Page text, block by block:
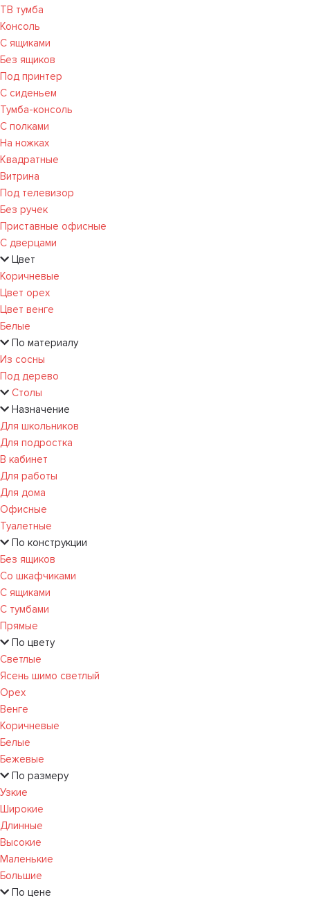
ТВ тумба
Консоль
С ящиками
Без ящиков
Под принтер
С сиденьем
Тумба-консоль
С полками
На ножках
Квадратные
Витрина
Под телевизор
Без ручек
Приставные офисные
С дверцами
Цвет
Коричневые
Цвет орех
Цвет венге
Белые
По материалу
Из сосны
Под дерево
Столы
Назначение
Для школьников
Для подростка
В кабинет
Для работы
Для дома
Офисные
Туалетные
По конструкции
Без ящиков
Со шкафчиками
С ящиками
С тумбами
Прямые
По цвету
Светлые
Ясень шимо светлый
Орех
Венге
Коричневые
Белые
Бежевые
По размеру
Узкие
Широкие
Длинные
Высокие
Маленькие
Большие
По цене